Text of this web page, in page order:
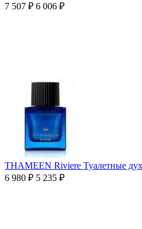
7 507 ₽ 6 006 ₽
THAMEEN Riviere Туалетные
6 980 ₽ 5 235 ₽